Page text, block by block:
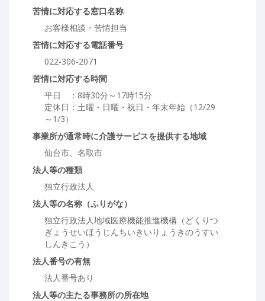
苦情に対応する窓口名称
お客様相談・苦情担当
苦情に対応する電話番号
022-306-2071
苦情に対応する時間
平日 ：8時30分～17時15分
定休日：土曜・日曜・祝日・年末年始（12/29
～1/3）
事業所が通常時に介護サービスを提供する地域
仙台市、名取市
法人等の種類
独立行政法人
法人等の名称（ふりがな）
独立行政法人地域医療機能推進機構（どくりつ
ぎょうせいほうじんちいきいりょうきのうすい
しんきこう）
法人番号の有無
法人番号あり
法人等の主たる事務所の所在地